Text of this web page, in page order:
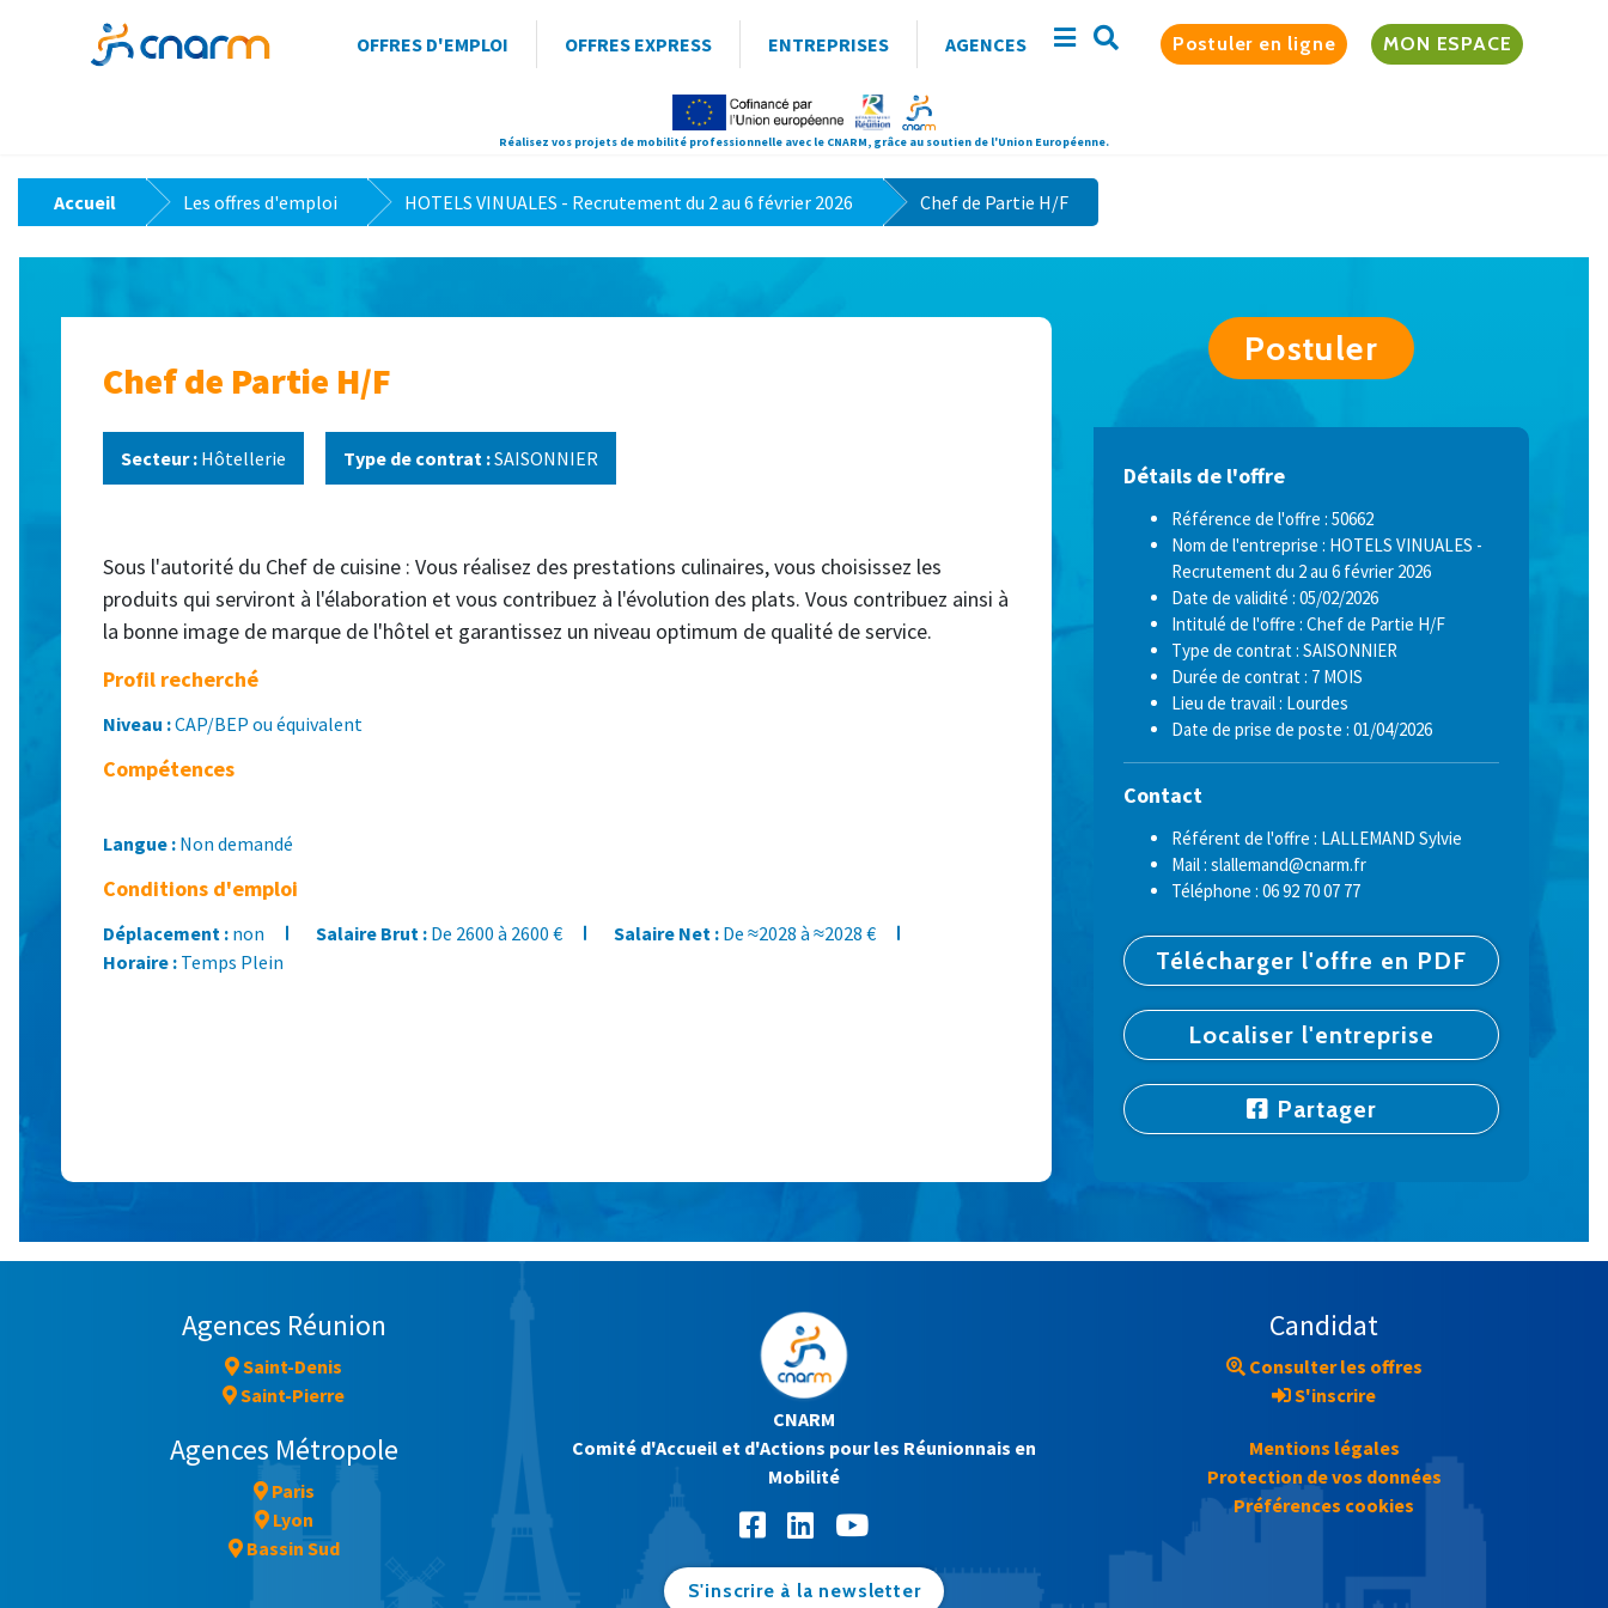
OFFRES D'EMPLOI OFFRES EXPRESS ENTREPRISES AGENCES Postuler en ligne MON ESPACE
Réalisez vos projets de mobilité professionnelle avec le CNARM, grâce au soutien de l'Union Européenne.
Accueil Les offres d'emploi HOTELS VINUALES - Recrutement du 2 au 6 février 2026 Chef de Partie H/F
Chef de Partie H/F
Secteur : Hôtellerie Type de contrat :SAISONNIER
Sous l'autorité du Chef de cuisine : Vous réalisez des prestations culinaires, vous choisissez les
produits qui serviront à l'élaboration et vous contribuez à l'évolution des plats. Vous contribuez ainsi à
la bonne image de marque de l'hôtel et garantissez un niveau optimum de qualité de service.
Profil recherché
Niveau :CAP/BEP ou équivalent
Compétences
Langue : Non demandé
Conditions d'emploi
Déplacement : non Salaire Brut : De 2600 à 2600 € Salaire Net : De ≈2028 à ≈2028 €
Horaire : Temps Plein
Postuler
Détails de l'offre
Référence de l'offre : 50662
Nom de l'entreprise : HOTELS VINUALES -
Recrutement du 2 au 6 février 2026
Date de validité : 05/02/2026
Intitulé de l'offre : Chef de Partie H/F
Type de contrat : SAISONNIER
Durée de contrat : 7 MOIS
Lieu de travail : Lourdes
Date de prise de poste : 01/04/2026
Contact
Référent de l'offre : LALLEMAND Sylvie
Mail : slallemand@cnarm.fr
Téléphone : 06 92 70 07 77
Télécharger l'offre en PDF
Localiser l'entreprise
Partager
Agences Réunion
Saint-Denis
Saint-Pierre
Agences Métropole
Paris
Lyon
Bassin Sud
CNARM
Comité d'Accueil et d'Actions pour les Réunionnais en
Mobilité
S'inscrire à la newsletter
Candidat
Consulter les offres
S'inscrire
Mentions légales
Protection de vos données
Préférences cookies